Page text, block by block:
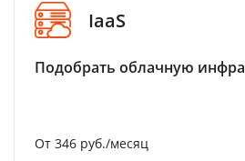
IaaS
Подобрать облачную
От 346 руб./месяц